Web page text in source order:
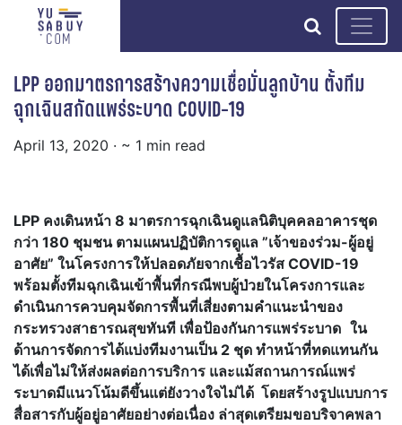
search
LPP ออกมาตรการสร้างความเชื่อมั่นลูกบ้าน ตั้งทีม
ฉุกเฉินสกัดแพร่ระบาด COVID-19
April 13, 2020 · ~ 1 min read
LPP คงเดินหน้า 8 มาตรการฉุกเฉินดูแลนิติบุคคลอาคารชุด
กว่า 180 ชุมชน ตามแผนปฏิบัติการดูแล ”เจ้าของร่วม-ผู้อยู่
อาศัย” ในโครงการให้ปลอดภัยจากเชื้อไวรัส COVID-19
พร้อมตั้งทีมฉุกเฉินเข้าพื้นที่กรณีพบผู้ป่วยในโครงการและ
ดำเนินการควบคุมจัดการพื้นที่เสี่ยงตามคำแนะนำของ
กระทรวงสาธารณสุขทันที เพื่อป้องกันการแพร่ระบาด ใน
ด้านการจัดการได้แบ่งทีมงานเป็น 2 ชุด ทำหน้าที่ทดแทนกัน
ได้เพื่อไม่ให้ส่งผลต่อการบริการ และแม้สถานการณ์แพร่
ระบาดมีแนวโน้มดีขึ้นแต่ยังวางใจไม่ได้ โดยสร้างรูปแบบการ
สื่อสารกับผู้อยู่อาศัยอย่างต่อเนื่อง ล่าสุดเตรียมขอบริจาคพลา